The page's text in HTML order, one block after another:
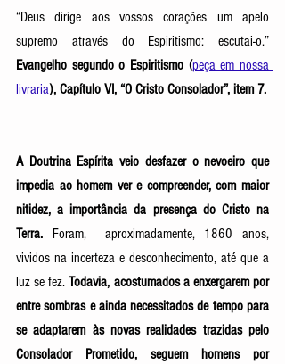
“Deus dirige aos vossos corações um apelo
supremo através do Espiritismo: escutai-o.”
Evangelho segundo o Espiritismo (peça em nossa
livraria
A Doutrina Espírita veio desfazer o nevoeiro que
impedia ao homem ver e compreender, com maior
nitidez, a importância da presença do Cristo na
Terra.
Foram,  aproximadamente, 1860 anos,
vividos na incerteza e desconhecimento, até que a
luz se fez. Todavia, acostumados a enxergarem por
entre sombras e ainda necessitados de tempo para
se adaptarem às novas realidades trazidas pelo
Consolador Prometido, seguem homens por